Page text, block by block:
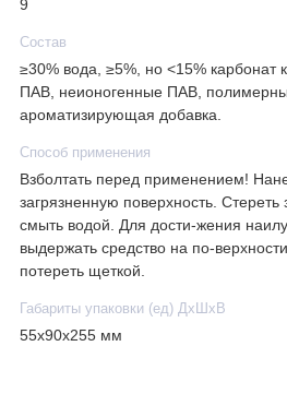
9
Состав
≥30% вода, ≥5%, но <15% карбонат
ПАВ, неионогенные ПАВ,
ароматизирующая добавка.
Способ применения
Взболтать перед применением!
загрязненную поверхность. Стереть
смыть водой. Для дости-жения
выдержать средство на по-
потереть щеткой.
Габариты упаковки (ед) ДхШхВ
55x90x255 мм